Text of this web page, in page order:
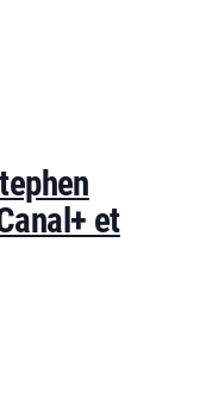
et